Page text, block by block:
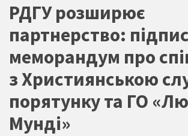
РДГУ розширює
партнерство:
меморандум про
з Християнською
порятунку та ГО
Мунді»